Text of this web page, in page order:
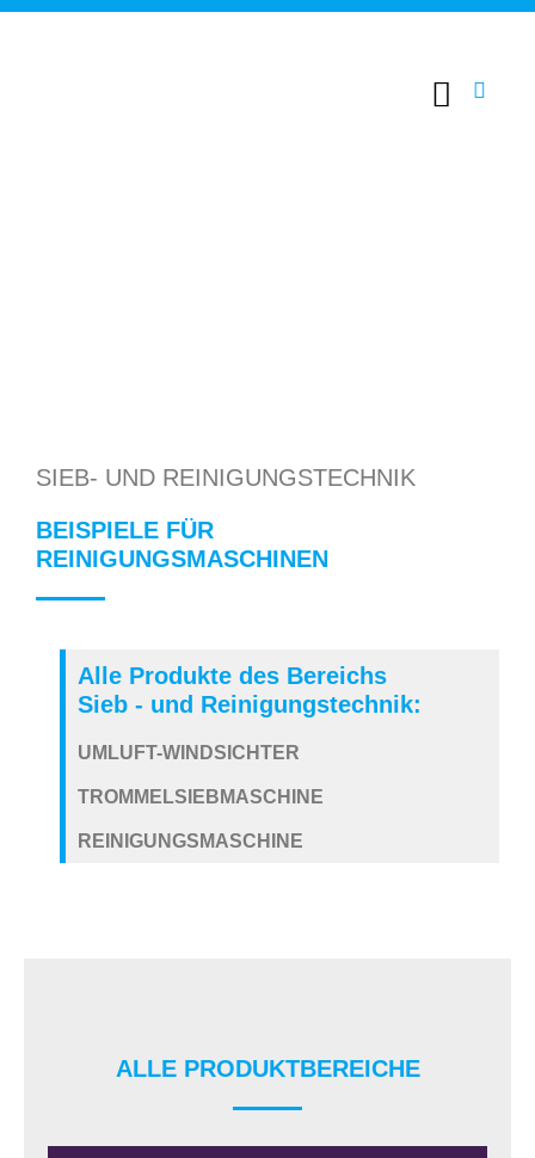
SIEB- UND REINIGUNGSTECHNIK
BEISPIELE FÜR
REINIGUNGSMASCHINEN
Alle Produkte des Bereichs
Sieb - und Reinigungstechnik:
UMLUFT-WINDSICHTER
TROMMELSIEBMASCHINE
REINIGUNGSMASCHINE
ALLE PRODUKTBEREICHE